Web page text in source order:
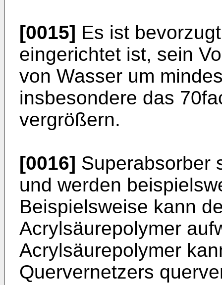
[0015] Es ist
eingerichtet ist, sein
von Wasser um
insbesondere das
vergrößern.
[0016] Superabsorber
und werden
Beispielsweise kann
Acrylsäurepolymer
Acrylsäurepolymer
Quervernetzers